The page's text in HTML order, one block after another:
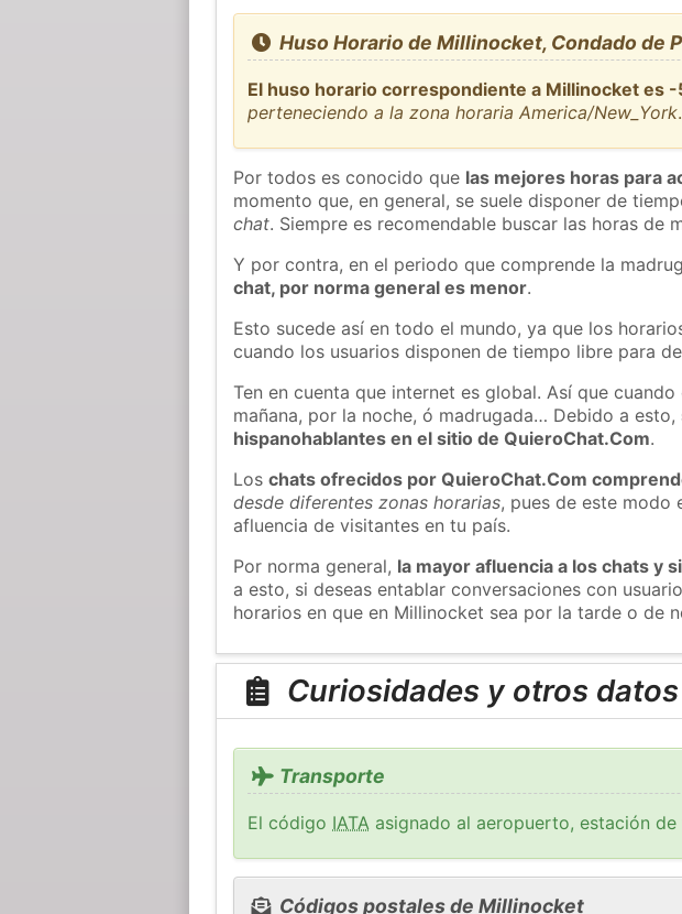
Huso Horario de Millinocket, Condado de
El huso horario correspondiente a Millinocket es
perteneciendo a la zona horaria America/New_York.
Por todos es conocido que las mejores horas para
momento que, en general, se suele disponer de
chat. Siempre es recomendable buscar las horas de
Y por contra, en el periodo que comprende la
chat, por norma general es menor.
Esto sucede así en todo el mundo, ya que los
cuando los usuarios disponen de tiempo libre para
Ten en cuenta que internet es global. Así que
mañana, por la noche, ó madrugada… Debido a esto,
hispanohablantes en el sitio de QuieroChat.Com.
Loschats ofrecidos por QuieroChat.Com
desde diferentes zonas horarias, pues de este modo
afluencia de visitantes en tu país.
Por norma general, la mayor afluencia a los chats y
a esto, si deseas entablar conversaciones con
horarios en que en Millinocket sea por la tarde o de
Curiosidades y otros
Transporte
El código IATA asignado al aeropuerto, estación
Códigos postales de Millinocket